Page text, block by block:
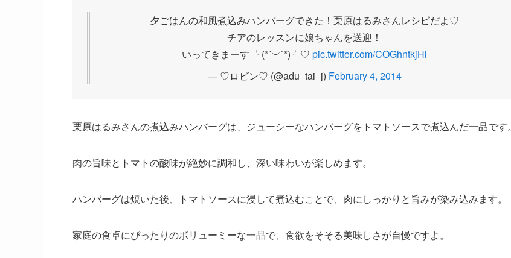
夕ごはんの和風煮込みハンバーグできた！栗原はるみさんレシピだよ♡
チアのレッスンに娘ちゃんを送迎！
いってきまーす ╰(*´︶`*)╯♡ pic.twitter.com/COGhntkjHl
— ♡ロビン♡ (@adu_tai_j) February 4, 2014
栗原はるみさんの煮込みハンバーグは、ジューシーなハンバーグをトマトソースで煮込んだ一品です。
肉の旨味とトマトの酸味が絶妙に調和し、深い味わいが楽しめます。
ハンバーグは焼いた後、トマトソースに浸して煮込むことで、肉にしっかりと旨みが染み込みます。
家庭の食卓にぴったりのボリューミーな一品で、食欲をそそる美味しさが自慢ですよ。